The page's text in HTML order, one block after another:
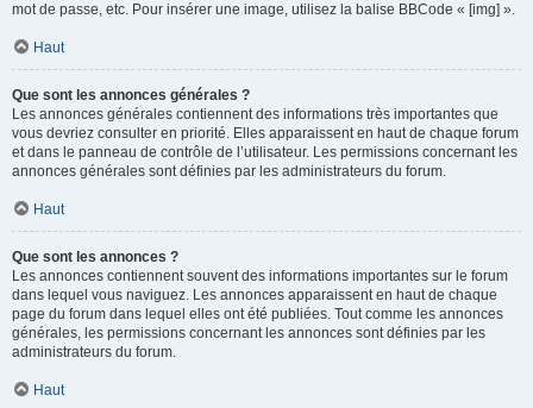
mot de passe, etc. Pour insérer une image, utilisez la balise BBCode « [img] ».
Haut
Que sont les annonces générales ?
Les annonces générales contiennent des informations très importantes que
vous devriez consulter en priorité. Elles apparaissent en haut de chaque forum
et dans le panneau de contrôle de l’utilisateur. Les permissions concernant les
annonces générales sont définies par les administrateurs du forum.
Haut
Que sont les annonces ?
Les annonces contiennent souvent des informations importantes sur le forum
dans lequel vous naviguez. Les annonces apparaissent en haut de chaque
page du forum dans lequel elles ont été publiées. Tout comme les annonces
générales, les permissions concernant les annonces sont définies par les
administrateurs du forum.
Haut